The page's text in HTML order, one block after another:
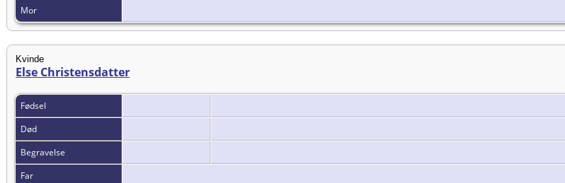
Mor
Kvinde
Else Christensdatter
Fødsel
Død
Begravelse
Far